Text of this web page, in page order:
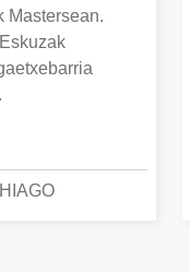
Mastersean.